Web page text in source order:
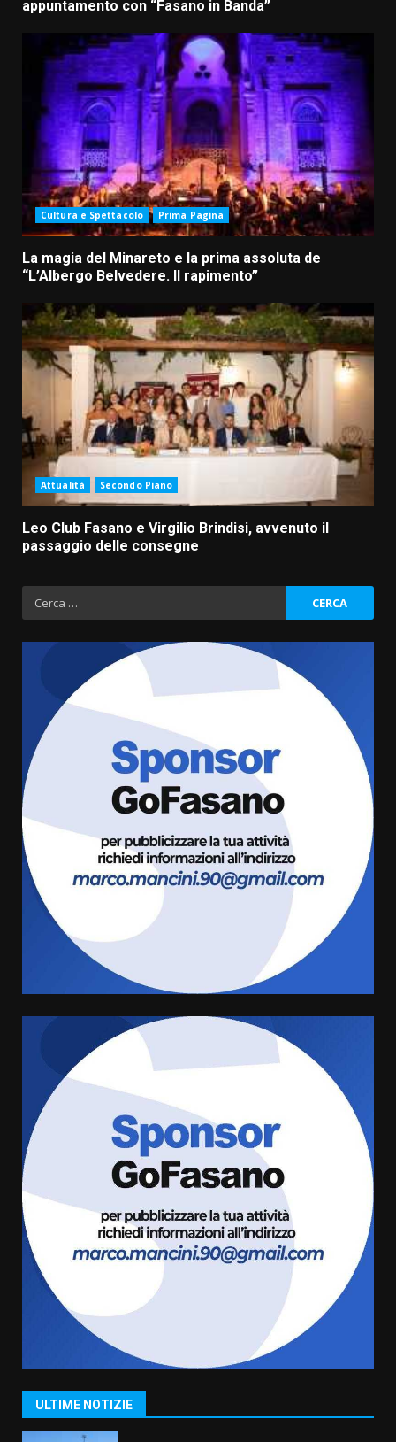
appuntamento con “Fasano in Banda”
Cultura e Spettacolo Prima Pagina
La magia del Minareto e la prima assoluta de
“L’Albergo Belvedere. Il rapimento”
Attualità Secondo Piano
Leo Club Fasano e Virgilio Brindisi, avvenuto il
passaggio delle consegne
Ricerca
per:
ULTIME NOTIZIE
Fasanese ferito a colpi di arma
da fuoco
6 Agosto 2026 18:13
Carta d’identità: continua il piano
di aperture straordinarie del
Comune di Fasano
cittadina di Fratelli d’Italia,
pronta a tornare in Consiglio
comunale
6 Agosto 2026 08:00
Cura dei beni comuni e
cittadinanza attiva: online
l’avviso per la gestione
condivisa della Villetta di
Laureto
La magia del Minareto e la prima
assoluta de “L’Albergo
Belvedere. Il rapimento”
6 Agosto 2026 06:15
1
“I Contestatori: Musica di
Rivoluzione”: nuovo
appuntamento con “Fasano in